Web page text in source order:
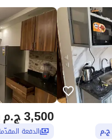
ج.م3,500
الدفعة